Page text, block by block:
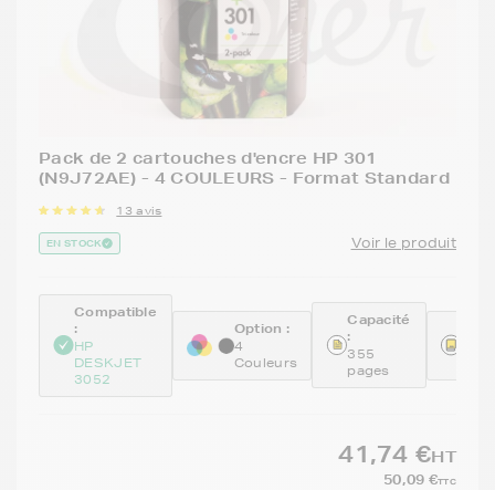
Pack de 2 cartouches d'encre HP 301
(N9J72AE) - 4 COULEURS - Format Standard
13 avis
EN STOCK Voir le produit
Compatible
:
HP
DESKJET
3052
Option :
4
Couleurs
Capacité
:
355
pages
41,74 €HT
50,09 €TTC